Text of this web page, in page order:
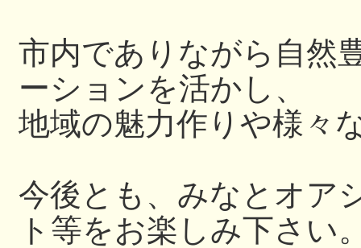
市内でありながら自然
ーションを活かし、
地域の魅力作りや様々
今後とも、みなとオア
ト等をお楽しみ下さい